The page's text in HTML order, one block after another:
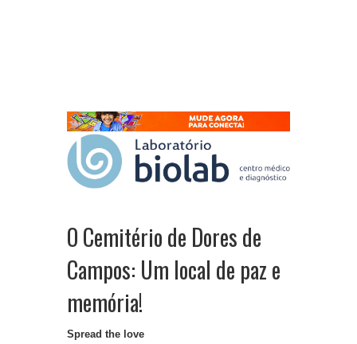
O Cemitério de Dores de
Campos: Um local de paz e
memória!
Spread the love